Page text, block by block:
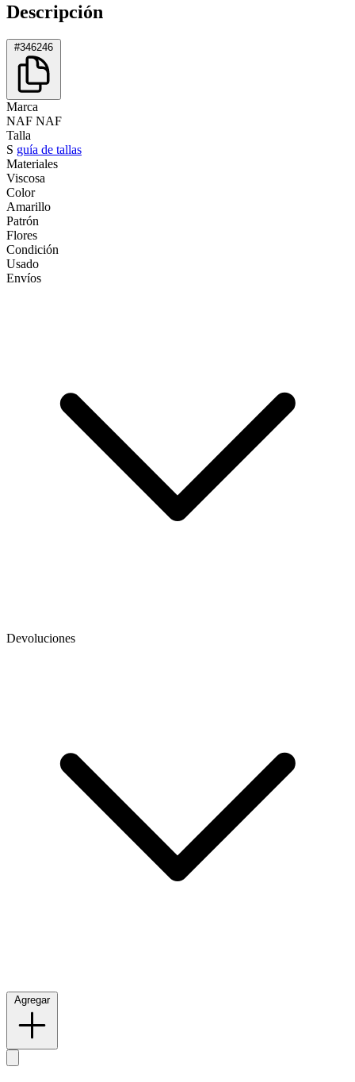
Descripción
#346246
Marca
NAF NAF
Talla
S guía de tallas
Materiales
Viscosa
Color
Amarillo
Patrón
Flores
Condición
Usado
Envíos
Devoluciones
Agregar